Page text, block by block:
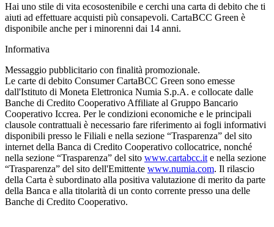
Hai uno stile di vita ecosostenibile e cerchi una carta di debito che ti
aiuti ad effettuare acquisti più consapevoli. CartaBCC Green è
disponibile anche per i minorenni dai 14 anni.
Informativa
Messaggio pubblicitario con finalità promozionale.
Le carte di debito Consumer CartaBCC Green sono emesse
dall'Istituto di Moneta Elettronica Numia S.p.A. e collocate dalle
Banche di Credito Cooperativo Affiliate al Gruppo Bancario
Cooperativo Iccrea. Per le condizioni economiche e le principali
clausole contrattuali è necessario fare riferimento ai fogli informativi
disponibili presso le Filiali e nella sezione “Trasparenza” del sito
internet della Banca di Credito Cooperativo collocatrice, nonché
nella sezione “Trasparenza” del sito www.cartabcc.it e nella sezione
“Trasparenza” del sito dell'Emittente www.numia.com. Il rilascio
della Carta è subordinato alla positiva valutazione di merito da parte
della Banca e alla titolarità di un conto corrente presso una delle
Banche di Credito Cooperativo.